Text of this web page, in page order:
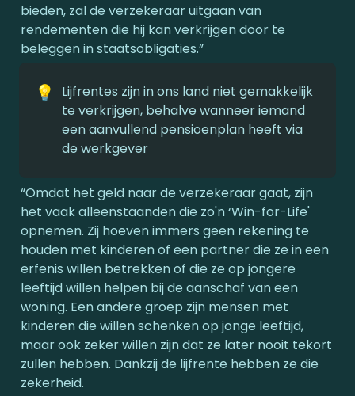
bieden, zal de verzekeraar uitgaan van
rendementen die hij kan verkrijgen door te
beleggen in staatsobligaties.”
💡
Lijfrentes zijn in ons land niet gemakkelijk
te verkrijgen, behalve wanneer iemand
een aanvullend pensioenplan heeft via
de werkgever
“Omdat het geld naar de verzekeraar gaat, zijn
het vaak alleenstaanden die zo'n ‘Win-for-Life'
opnemen. Zij hoeven immers geen rekening te
houden met kinderen of een partner die ze in een
erfenis willen betrekken of die ze op jongere
leeftijd willen helpen bij de aanschaf van een
woning. Een andere groep zijn mensen met
kinderen die willen schenken op jonge leeftijd,
maar ook zeker willen zijn dat ze later nooit tekort
zullen hebben. Dankzij de lijfrente hebben ze die
zekerheid.